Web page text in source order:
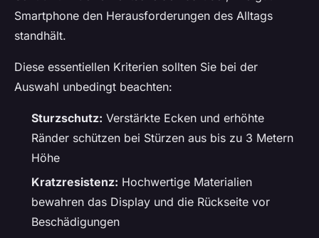
Smartphone den Herausforderungen des Alltags
standhält.
Diese essentiellen Kriterien sollten Sie bei der
Auswahl unbedingt beachten:
Sturzschutz: Verstärkte Ecken und erhöhte
Ränder schützen bei Stürzen aus bis zu 3 Metern
Höhe
Kratzresistenz: Hochwertige Materialien
bewahren das Display und die Rückseite vor
Beschädigungen